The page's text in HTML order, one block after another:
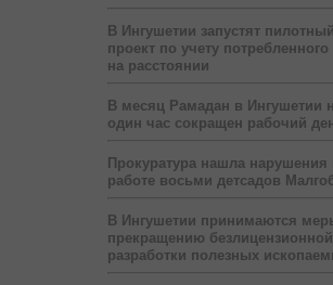
В Ингушетии запустят пилотный
проект по учету потребленного
на расстоянии
В месяц Рамадан в Ингушетии
один час сокращен рабочий
Прокуратура нашла нарушения
работе восьми детсадов
В Ингушетии принимаются
прекращению безлицензионной
разработки полезных